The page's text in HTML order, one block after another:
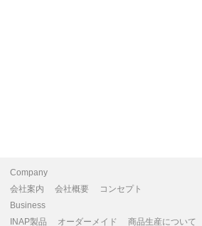
Company
会社案内
会社概要
コンセプト
Business
INAP製品
オーダーメイド 商品生産について